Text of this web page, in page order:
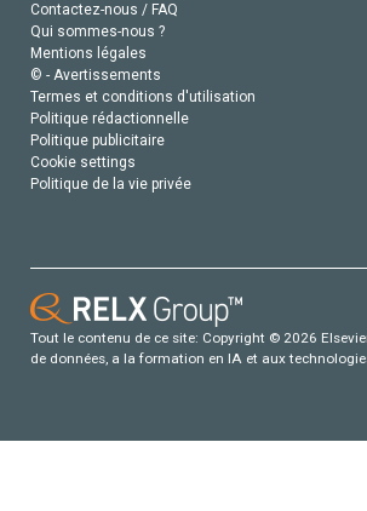
Contactez-nous / FAQ
Qui sommes-nous ?
Mentions légales
© - Avertissements
Termes et conditions d'utilisation
Politique rédactionnelle
Politique publicitaire
Cookie settings
Politique de la vie privée
Tout le contenu de ce site: Copyright © 2026
de données, a la formation en IA et aux